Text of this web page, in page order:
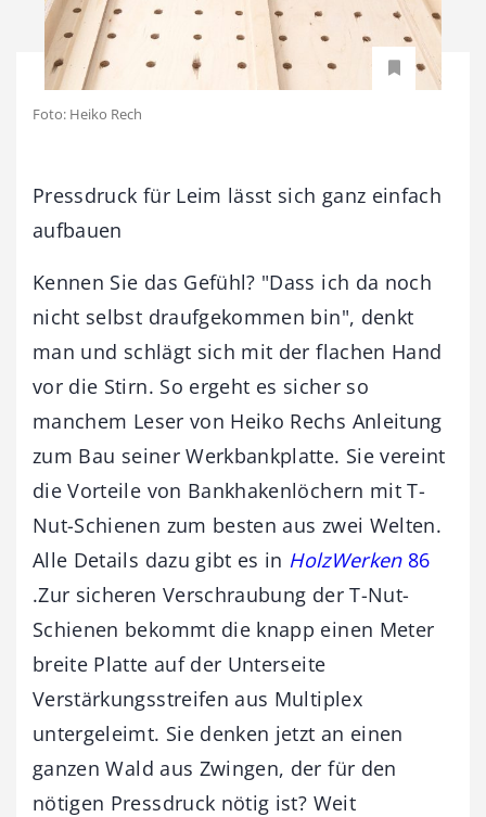
Foto: Heiko Rech
Pressdruck für Leim lässt sich ganz einfach
aufbauen
Kennen Sie das Gefühl? "Dass ich da noch
nicht selbst draufgekommen bin", denkt
man und schlägt sich mit der flachen Hand
vor die Stirn. So ergeht es sicher so
manchem Leser von Heiko Rechs Anleitung
zum Bau seiner Werkbankplatte. Sie vereint
die Vorteile von Bankhakenlöchern mit T-
Nut-Schienen zum besten aus zwei Welten.
Alle Details dazu gibt es in HolzWerken 86
.Zur sicheren Verschraubung der T-Nut-
Schienen bekommt die knapp einen Meter
breite Platte auf der Unterseite
Verstärkungsstreifen aus Multiplex
untergeleimt. Sie denken jetzt an einen
ganzen Wald aus Zwingen, der für den
nötigen Pressdruck nötig ist? Weit